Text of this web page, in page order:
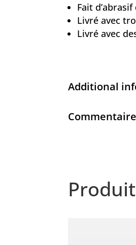
Fait
Livré avec
Livré avec
Additional